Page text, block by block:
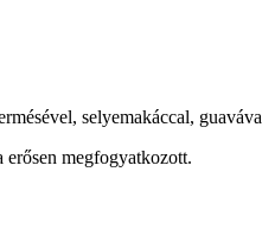
selyemakáccal,
erősen megfogyatkozott.